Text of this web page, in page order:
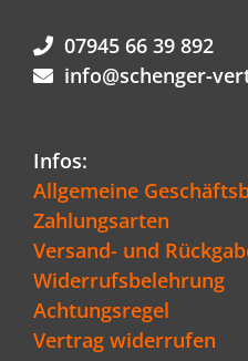
07945 66 39 892
info@schenger-
Infos:
Allgemeine
Zahlungsarten
Versand- und
Widerrufsbelehrung
Achtungsregel
Vertrag widerrufen